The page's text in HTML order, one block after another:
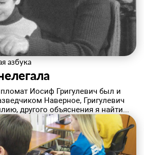
азбука
Иосиф Григулевич был и
Наверное, Григулевич
другого объяснения я найти...